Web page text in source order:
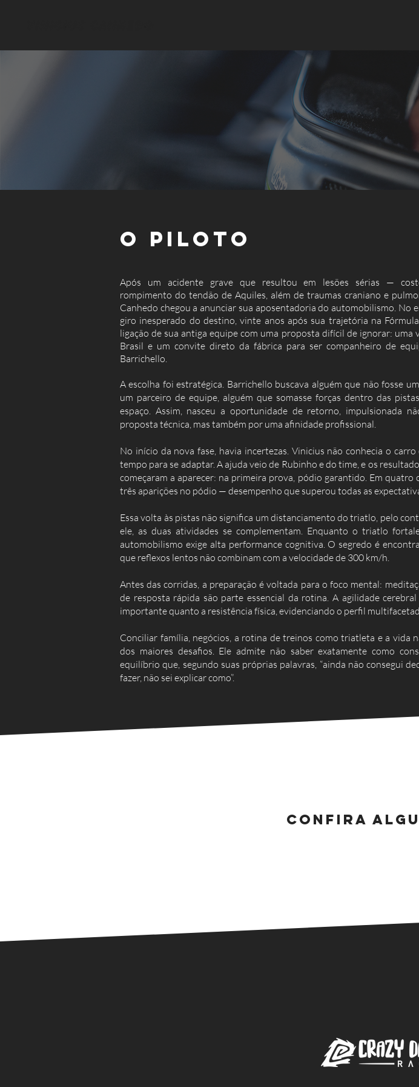
O PILOTO
Após um acidente grave que resultou em lesões sérias —
rompimento do tendão de Aquiles, além de traumas craniano e
Canhedo chegou a anunciar sua aposentadoria do automobilismo. No
giro inesperado do destino, vinte anos após sua trajetória na
ligação de sua antiga equipe com uma proposta difícil de ignorar: uma
Brasil e um convite direto da fábrica para ser companheiro de
Barrichello.
A escolha foi estratégica. Barrichello buscava alguém que não fosse
um parceiro de equipe, alguém que somasse forças dentro das
espaço. Assim, nasceu a oportunidade de retorno, impulsionada
proposta técnica, mas também por uma afinidade profissional.
No início da nova fase, havia incertezas. Vinicius não conhecia o carro
tempo para se adaptar. A ajuda veio de Rubinho e do time, e os
começaram a aparecer: na primeira prova, pódio garantido. Em quatro
três aparições no pódio — desempenho que superou todas as
Essa volta às pistas não significa um distanciamento do triatlo, pelo
ele, as duas atividades se complementam. Enquanto o triatlo
automobilismo exige alta performance cognitiva. O segredo é
que reflexos lentos não combinam com a velocidade de 300 km/h.
Antes das corridas, a preparação é voltada para o foco mental:
de resposta rápida são parte essencial da rotina. A agilidade
importante quanto a resistência física, evidenciando o perfil
Conciliar família, negócios, a rotina de treinos como triatleta e a vida
dos maiores desafios. Ele admite não saber exatamente como
equilíbrio que, segundo suas próprias palavras, “ainda não consegui
fazer, não sei explicar como”.
CONFIRA